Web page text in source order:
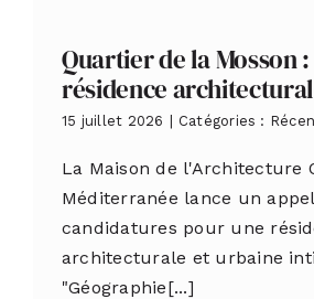
Quartier de la Mosson
résidence
15 juillet 2026 Catégories :
La Maison de l'Architecture
Méditerranée lance un
candidatures pour une
architecturale et urbaine
"Géographie[...]